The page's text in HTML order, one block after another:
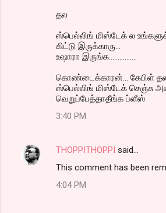
தல‌
ஸ்பெல்லிங் மிஸ்டேக் ல
கிட்டு இருக்காரு...
உஷாரா இருங்க................
கொண்டைக்காரன்... கேபிள்
ஸ்பெல்லிங் மிஸ்டேக் செஞ்சு
வெறுப்பேத்தாதீங்க ப்ளீஸ்
3:40 PM
THOPPITHOPPI said…
This comment has been
4:04 PM